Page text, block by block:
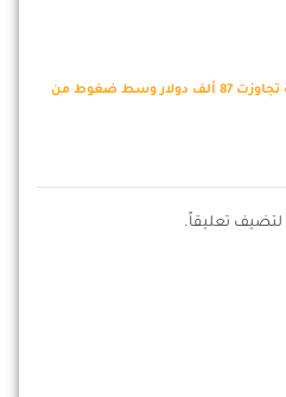
البيتكوين يسجل قفزة تجاوزت 87 ألف دولار وسط ضغوط من
لتضيف تعليقاً.